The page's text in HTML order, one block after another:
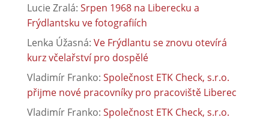
Lucie Zralá: Srpen 1968 na Liberecku a
Frýdlantsku ve fotografiích
Lenka Úžasná: Ve Frýdlantu se znovu otevírá
kurz včelařství pro dospělé
Vladimír Franko: Společnost ETK Check, s.r.o.
přijme nové pracovníky pro pracoviště Liberec
Vladimír Franko: Společnost ETK Check, s.r.o.